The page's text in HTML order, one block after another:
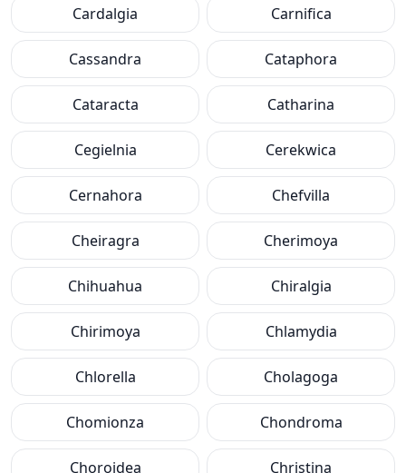
Cardalgia Carnifica
Cassandra Cataphora
Cataracta Catharina
Cegielnia Cerekwica
Cernahora Chefvilla
Cheiragra Cherimoya
Chihuahua Chiralgia
Chirimoya Chlamydia
Chlorella Cholagoga
Chomionza Chondroma
Choroidea Christina